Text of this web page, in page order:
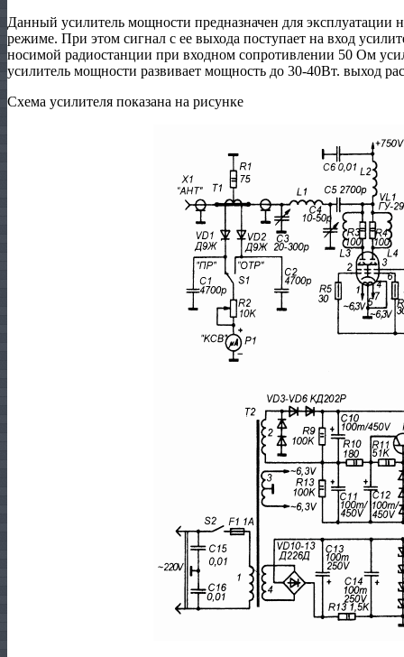
Данный усилитель мощности предназначен для эксплуатации
режиме. При этом сигнал с ее выхода поступает на вход
носимой радиостанции при входном сопротивлении 50 Ом
усилитель мощности развивает мощность до 30-40Вт. выход
Схема усилителя показана на рисунке